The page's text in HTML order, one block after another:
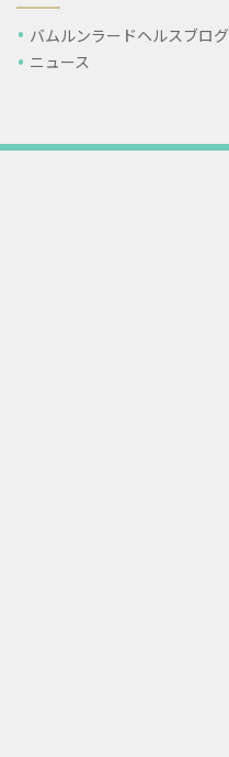
バムルンラードヘルスブログ
ニュース